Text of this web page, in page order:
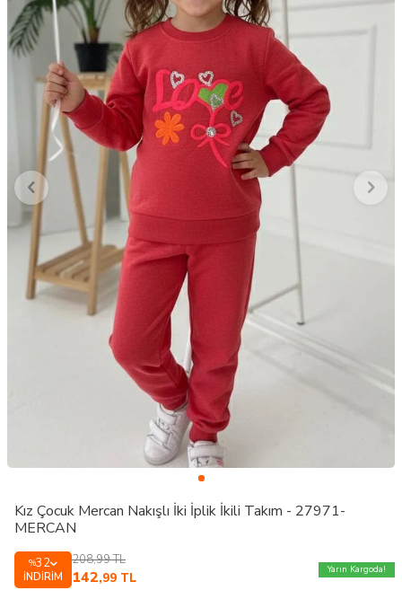
Kız Çocuk Mercan Nakışlı İki İplik İkili Takım - 27971-
MERCAN
%32
İNDIRIM
208,99TL
142,99 TL
Yarın Kargoda!